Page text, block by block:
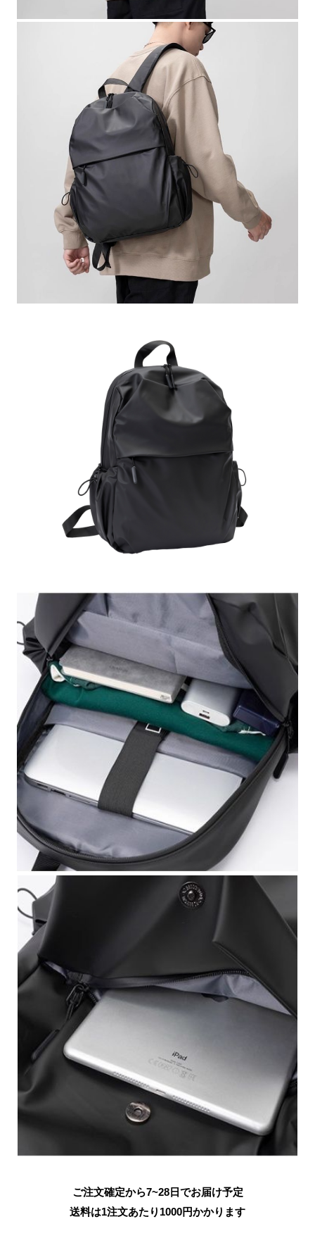
ご注文確定から7~28日でお届け予定
送料は1注文あたり 1000円かかります